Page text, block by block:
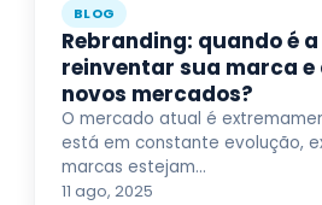
BLOG
Rebranding: quando é
reinventar sua marca
novos mercados?
O mercado atual é
está em constante evolução,
marcas estejam...
11 ago, 2025